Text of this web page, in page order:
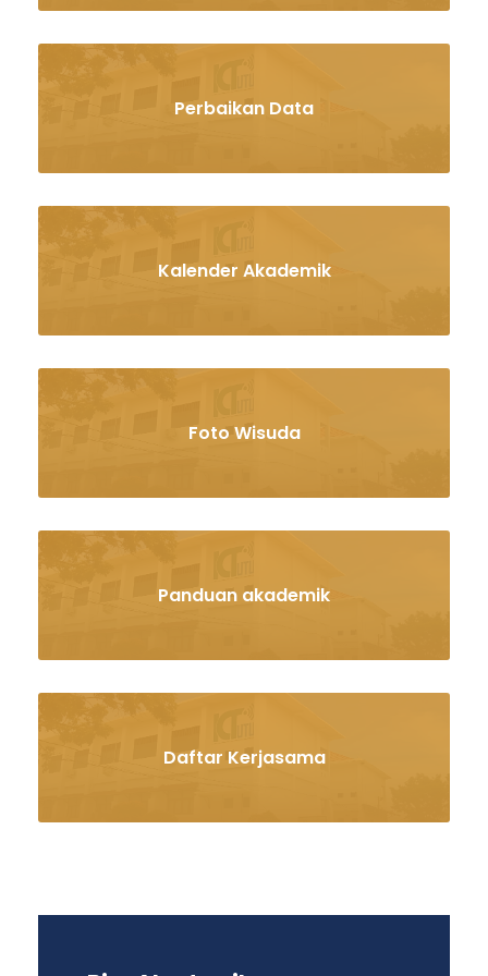
Perbaikan Data
Kalender Akademik
Foto Wisuda
Panduan akademik
Daftar Kerjasama